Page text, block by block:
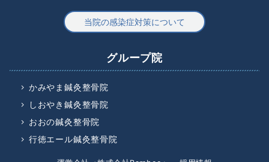
当院の感染症対策について
グループ院
かみやま鍼灸整骨院
しおやき鍼灸整骨院
おおの鍼灸整骨院
行徳エール鍼灸整骨院